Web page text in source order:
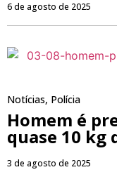
6 de agosto de 2025
Notícias, Polícia
Homem é
quase 10 kg
3 de agosto de 2025